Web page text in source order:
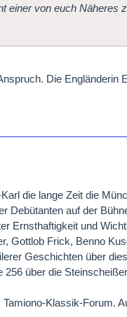
einer von euch Näheres
Die Engländerin
die lange Zeit die
Debütanten auf der
Ernsthaftigkeit und
Gottlob Frick, Benno
Geschichten über
über die
Klassik-Forum.